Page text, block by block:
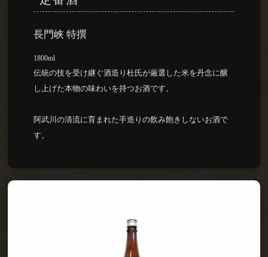
長門峡 特撰
1800ml
伝統の技を受け継ぐ酒造り杜氏が厳選した米を丹念に醸
し上げた本物の味わいを持つお酒です。
阿武川の清流に育まれた手造りの飲み飽きしないお酒で
す。